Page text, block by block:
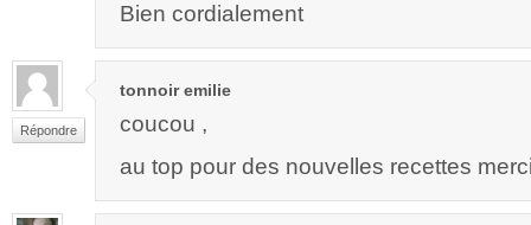
Bien cordialement
Répondre
tonnoir emilie
coucou ,
au top pour des nouvelles recettes